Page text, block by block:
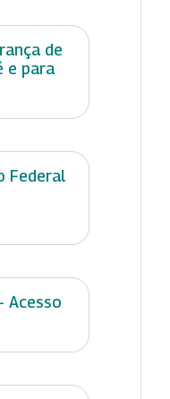
de
e para
Federal
Acesso